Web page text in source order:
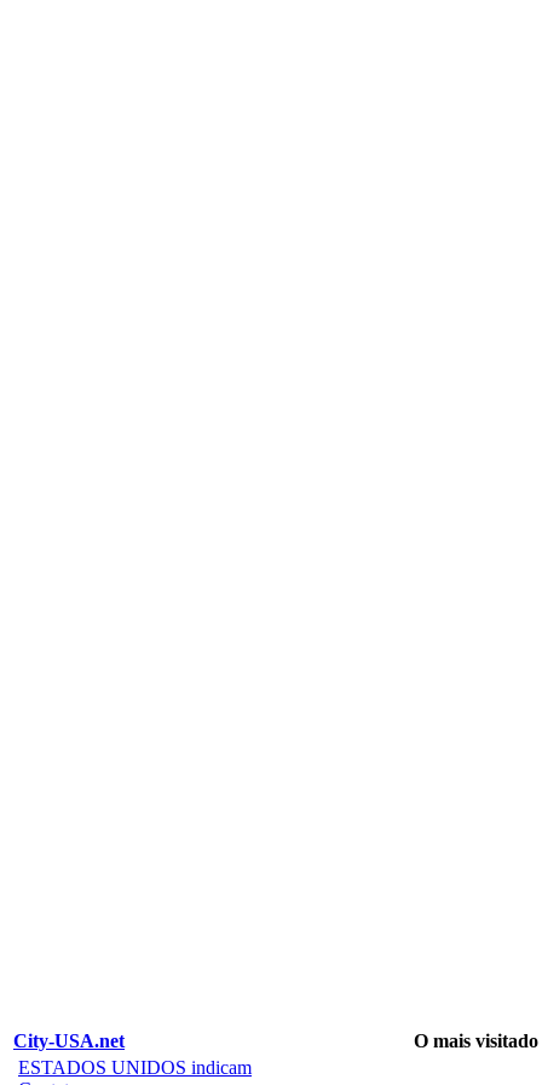
City-USA.net
O mais visitado
ESTADOS UNIDOS indicam